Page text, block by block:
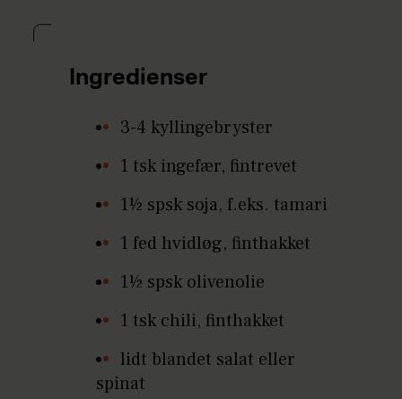
Ingredienser
3-4 kyllingebryster
1 tsk ingefær, fintrevet
1½ spsk soja, f.eks. tamari
1 fed hvidløg, finthakket
1½ spsk olivenolie
1 tsk chili, finthakket
lidt blandet salat eller
spinat